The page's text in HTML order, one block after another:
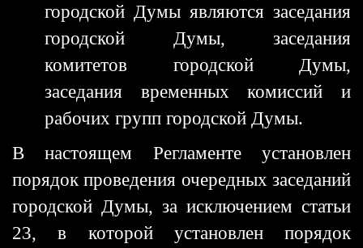
городской Думы являются заседания
городской Думы, заседания
комитетов городской Думы,
заседания временных комиссий и
рабочих групп городской Думы.
В настоящем Регламенте установлен
порядок проведения очередных заседаний
городской Думы, за исключением статьи
23, в которой установлен порядок